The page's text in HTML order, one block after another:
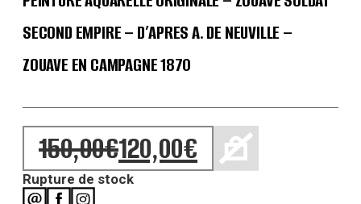
SECOND EMPIRE – D’APRES A. DE NEUVILLE –
ZOUAVE EN CAMPAGNE 1870
150,00€
Le prix initial était : 150,00€.
120,00€
Le prix actuel est : 120,00€.
Rupture de stock